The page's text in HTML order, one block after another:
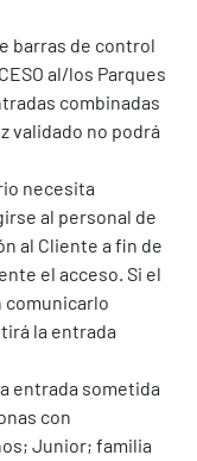
barras de control
al/los Parques
combinadas
validado no podrá
necesita
al personal de
al Cliente a fin de
el acceso. Si el
comunicarlo
la entrada
entrada sometida
con
Junior; familia